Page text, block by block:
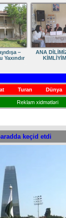
–
Yaxındır
ANA
Turan Dünya
Reklam xidmətləri
keçid etdi